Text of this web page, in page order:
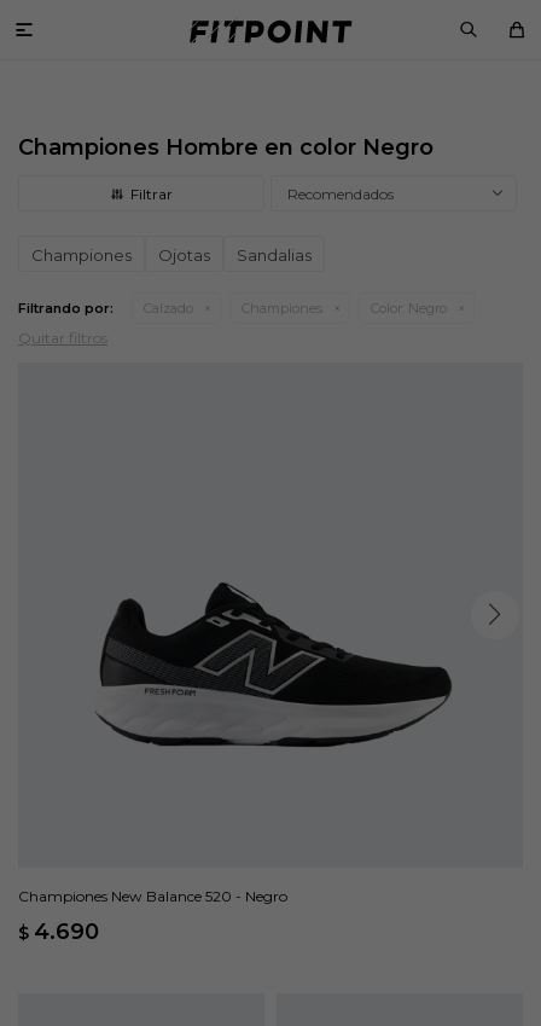

Championes Hombre en color Negro
Recomendados
Championes Ojotas Sandalias
Filtrando por: Calzado Championes Color: Negro
Quitar filtros
Championes New Balance 520 - Negro
$ 4.690